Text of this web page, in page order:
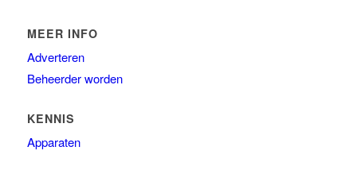
MEER INFO
Adverteren
Beheerder worden
KENNIS
Apparaten